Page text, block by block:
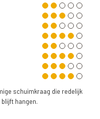
schuimkraag die redelijk
hangen.